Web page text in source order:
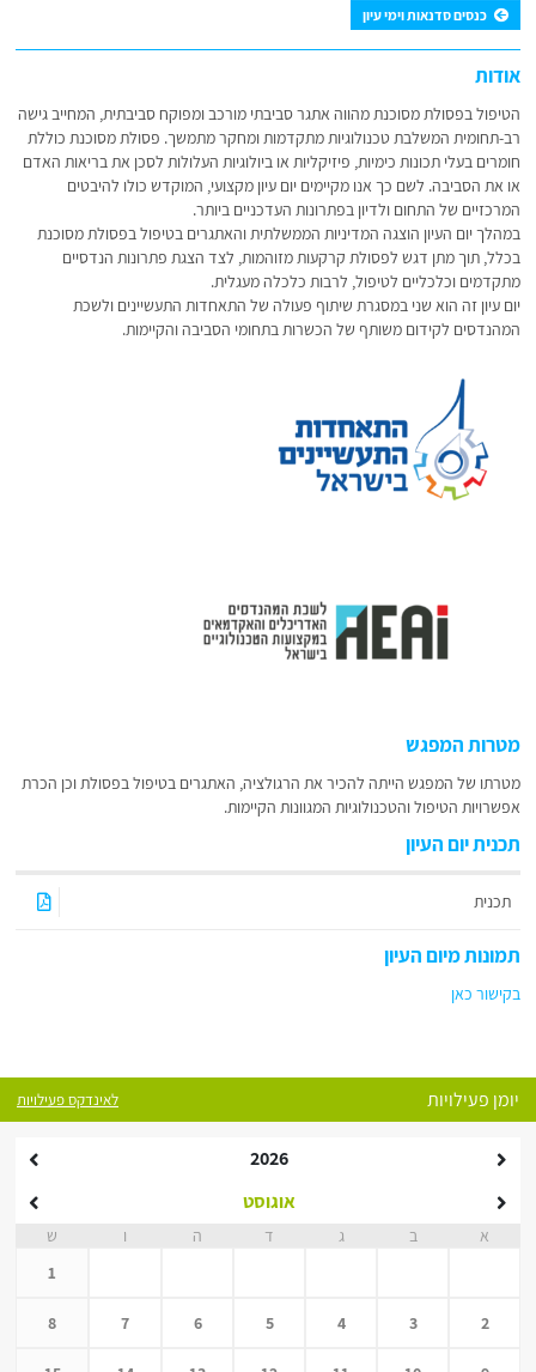
כנסים סדנאות וימי עיון
אודות
הטיפול בפסולת מסוכנת מהווה אתגר סביבתי מורכב ומפוקח סביבתית, המחייב גישה
רב-תחומית המשלבת טכנולוגיות מתקדמות ומחקר מתמשך. פסולת מסוכנת כוללת
חומרים בעלי תכונות כימיות, פיזיקליות או ביולוגיות העלולות לסכן את בריאות האדם
או את הסביבה. לשם כך אנו מקיימים יום עיון מקצועי, המוקדש כולו להיבטים
המרכזיים של התחום ולדיון בפתרונות העדכניים ביותר.
במהלך יום העיון הוצגה המדיניות הממשלתית והאתגרים בטיפול בפסולת מסוכנת
בכלל, תוך מתן דגש לפסולת קרקעות מזוהמות, לצד הצגת פתרונות הנדסיים
מתקדמים וכלכליים לטיפול, לרבות כלכלה מעגלית.
יום עיון זה הוא שני במסגרת שיתוף פעולה של התאחדות התעשיינים ולשכת
המהנדסים לקידום משותף של הכשרות בתחומי הסביבה והקיימות.
מטרות המפגש
מטרתו של המפגש הייתה להכיר את הרגולציה, האתגרים בטיפול בפסולת וכן הכרת
אפשרויות הטיפול והטכנולוגיות המגוונות הקיימות.
תכנית יום העיון
תכנית
תמונות מיום העיון
בקישור כאן
יומן פעילויות לאינדקס פעילויות
2026
אוגוסט
א ב ג ד ה ו
ש
1
2
3
4
5
6
7
8